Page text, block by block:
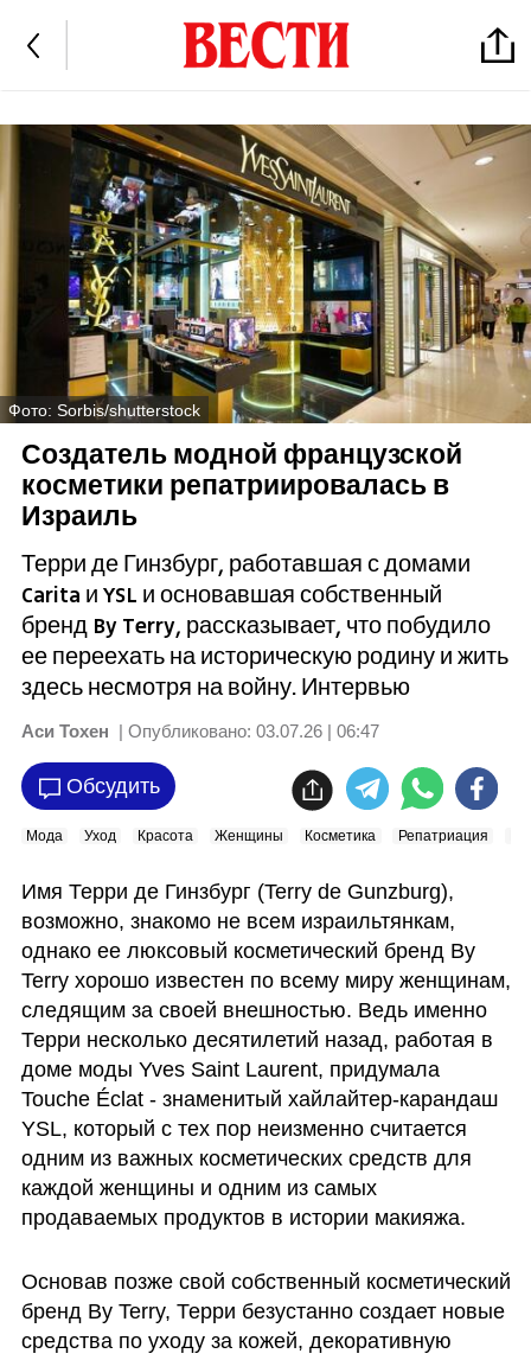
Фото: Sorbis/shutterstock
Создатель модной французской
косметики репатриировалась в
Израиль
Терри де Гинзбург, работавшая с домами
Carita и YSL и основавшая собственный
бренд By Terry, рассказывает, что побудило
ее переехать на историческую родину и жить
здесь несмотря на войну. Интервью
Аси Тохен | Опубликовано: 03.07.26 | 06:47
Обсудить
Мода Уход Красота Женщины Косметика Репатриация
Имя Терри де Гинзбург (Terry de Gunzburg),
возможно, знакомо не всем израильтянкам,
однако ее люксовый косметический бренд By
Terry хорошо известен по всему миру женщинам,
следящим за своей внешностью. Ведь именно
Терри несколько десятилетий назад, работая в
доме моды Yves Saint Laurent, придумала
Touche Éclat - знаменитый хайлайтер-карандаш
YSL, который с тех пор неизменно считается
одним из важных косметических средств для
каждой женщины и одним из самых
продаваемых продуктов в истории макияжа.
Основав позже свой собственный косметический
бренд By Terry, Терри безустанно создает новые
средства по уходу за кожей, декоративную